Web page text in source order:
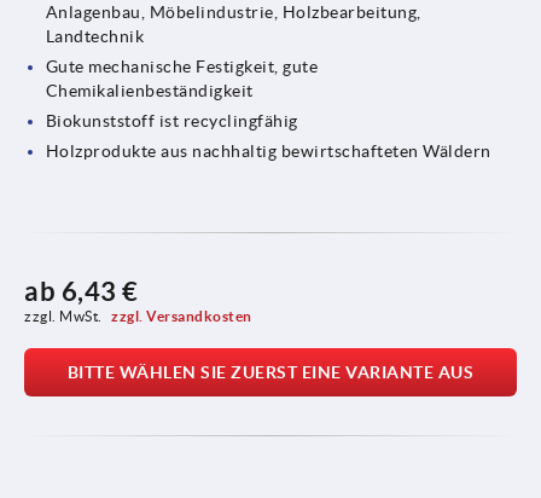
Anlagenbau, Möbelindustrie, Holzbearbeitung,
Landtechnik
Gute mechanische Festigkeit, gute
Chemikalienbeständigkeit
Biokunststoff ist recyclingfähig
Holzprodukte aus nachhaltig bewirtschafteten Wäldern
ab 6,43 €
zzgl. MwSt. zzgl. Versandkosten
BITTE WÄHLEN SIE ZUERST EINE VARIANTE AUS